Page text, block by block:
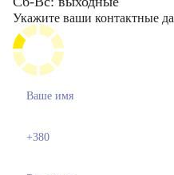
Укажите ваши контактные